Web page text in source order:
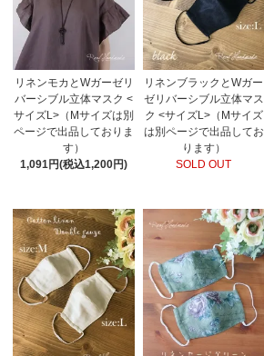
リネンモカとWガーゼリ
バーシブル立体マスク <
サイズL>（Mサイズは別
ページで出品しておりま
す）
1,091円(税込1,200円)
リネンブラックとWガー
ゼリバーシブル立体マス
ク <サイズL>（Mサイズ
は別ページで出品してお
ります）
SOLD OUT